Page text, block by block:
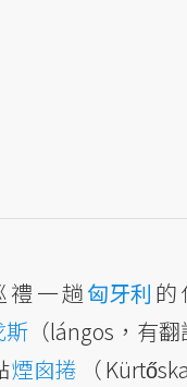
禮一趟匈牙利 的
斯（lángos，有
煙囪捲 （